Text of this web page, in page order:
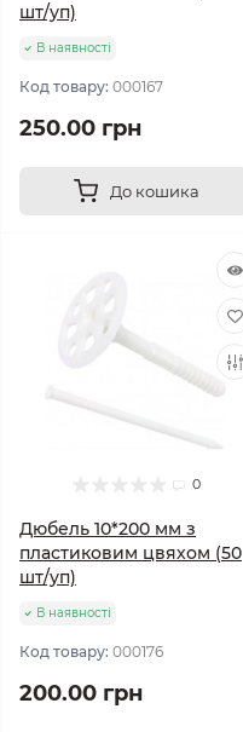
шт/уп)
В наявності
Код товару: 000167
250.00 грн
До кошика
0
Дюбель 10*200 мм з
пластиковим цвяхом (50
шт/уп)
В наявності
Код товару: 000176
200.00 грн